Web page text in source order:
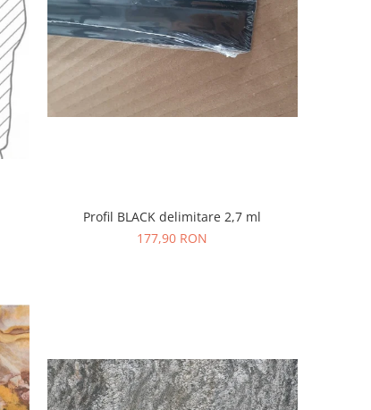
Profil BLACK delimitare 2,7 ml
177,90 RON